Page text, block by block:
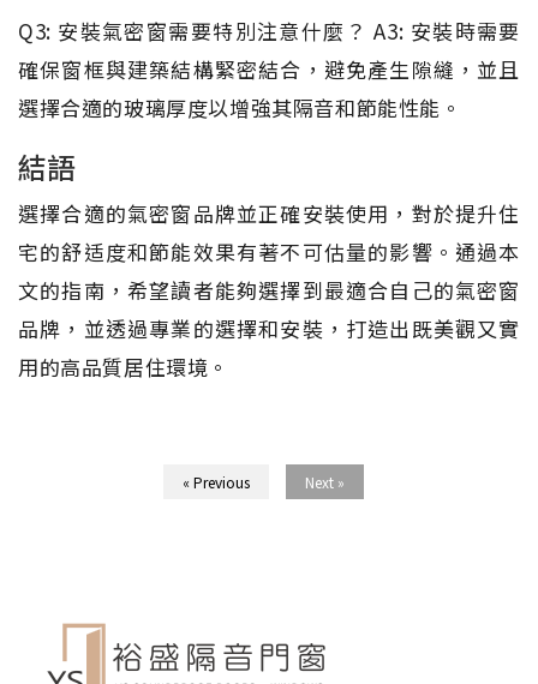
Q3: 安裝氣密窗需要特別注意什麼？ A3: 安裝時需要
確保窗框與建築結構緊密結合，避免產生隙縫，並且
選擇合適的玻璃厚度以增強其隔音和節能性能。
結語
選擇合適的氣密窗品牌並正確安裝使用，對於提升住
宅的舒适度和節能效果有著不可估量的影響。通過本
文的指南，希望讀者能夠選擇到最適合自己的氣密窗
品牌，並透過專業的選擇和安裝，打造出既美觀又實
用的高品質居住環境。
« Previous Next »